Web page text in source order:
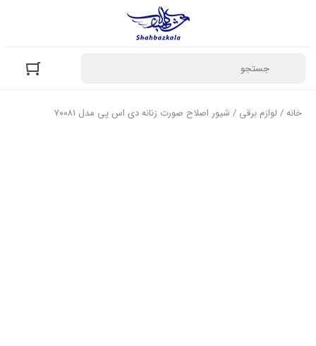
خانه/ لوازم برقی / شیور اصلاح صورت زنانه دی اس پی مدل ۷۰۰۸۱